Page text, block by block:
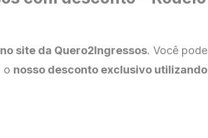
no site da Quero2Ingressos. Você pode
o nosso desconto exclusivo utilizando